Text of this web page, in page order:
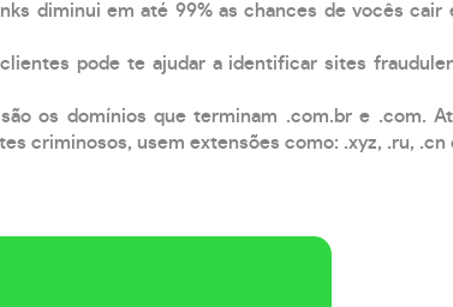
diminui em até 99% as chances de vocês
pode te ajudar a identificar sites
os domínios que terminam .com.br e .com.
criminosos, usem extensões como: .xyz, .ru, .cn